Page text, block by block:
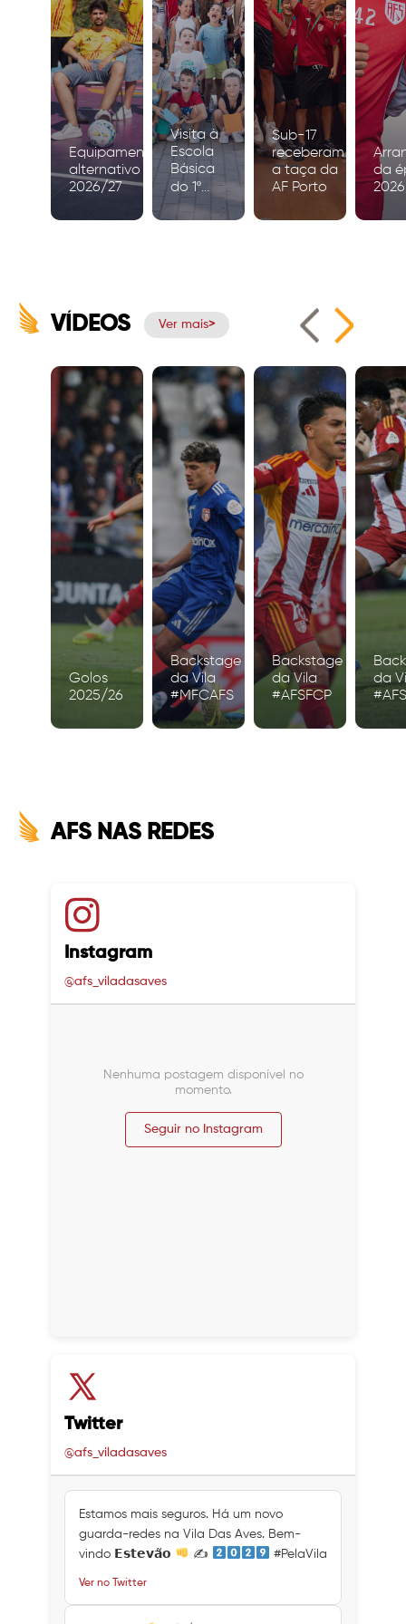
Equipamento
alternativo
2026/27
Visita à
Escola
Básica
do 1º
Ciclo de
Igreja
Sub-17
receberam
a taça da
AF Porto
da
VÍDEOS Ver mais
Golos
2025/26
Backstage
da Vila
#MFCAFS
Backstage
da Vila
#AFSFCP
da
AFS NAS REDES
Instagram
@afs_viladasaves
Nenhuma postagem disponível no
momento.
Seguir no Instagram
Twitter
@afs_viladasaves
Estamos mais seguros. Há um novo
guarda-redes na Vila Das Aves. Bem-
vindo 𝗘𝘀𝘁𝗲𝘃𝗮̃𝗼
✍ #PelaVila
Ver no Twitter